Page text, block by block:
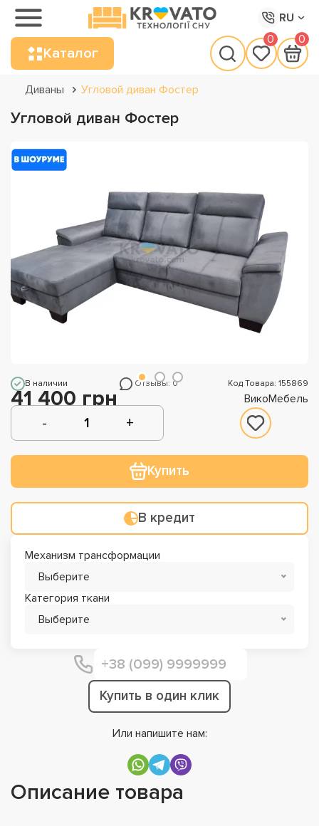
RU
Каталог
0 0
Диваны Угловой диван Фостер
Угловой диван Фостер
В наличии Отзывы: 0 Код Товара: 155869
41 400 грн ВикоМебель
Купить
В кредит
Механизм трансформации
Выберите
Категория ткани
Выберите
Купить в один клик
Или напишите нам:
Описание товара